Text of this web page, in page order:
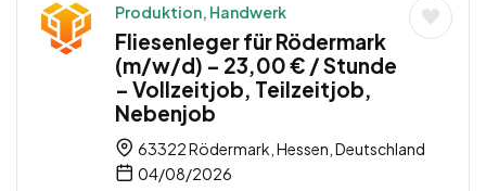
Produktion, Handwerk
Fliesenleger für Rödermark
(m/w/d) – 23,00 € / Stunde
– Vollzeitjob, Teilzeitjob,
Nebenjob
63322 Rödermark, Hessen, Deutschland
04/08/2026